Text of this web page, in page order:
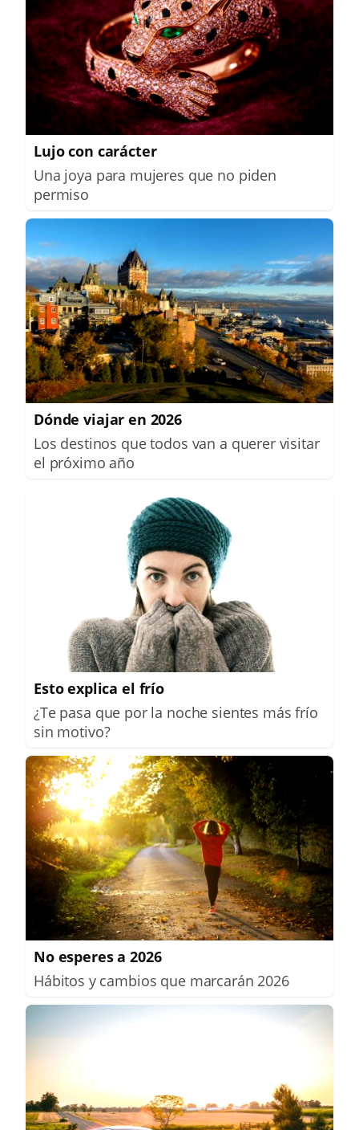
Lujo con carácter
Una joya para mujeres que no piden
permiso
Dónde viajar en 2026
Los destinos que todos van a querer visitar
el próximo año
Esto explica el frío
¿Te pasa que por la noche sientes más frío
sin motivo?
No esperes a 2026
Hábitos y cambios que marcarán 2026